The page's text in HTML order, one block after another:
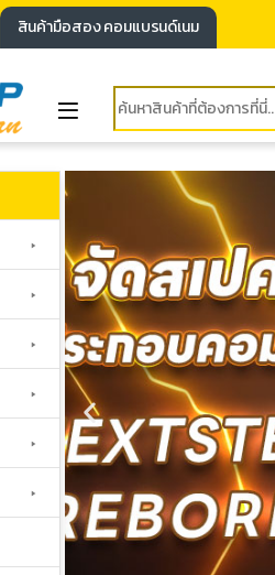
สินค้ามือสอง คอมแบรนด์เนม